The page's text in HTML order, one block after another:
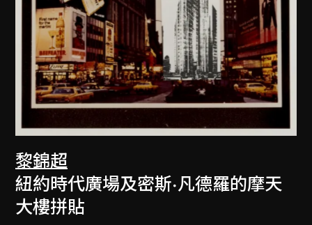
黎錦超
紐約時代廣場及密斯·凡德羅的摩天
大樓拼貼